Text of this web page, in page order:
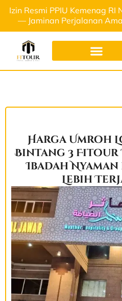
Izin Resmi PPIU Kemenag
— Jaminan Perjalanan
Harga Umroh
Bintang 3
Ibadah
Lebih